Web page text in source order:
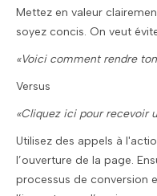
Mettez en valeur
soyez concis. On veut
«Voici comment rendre
Versus
«Cliquez ici pour recevoir
Utilisez des appels à
l’ouverture de la page.
processus de conversion